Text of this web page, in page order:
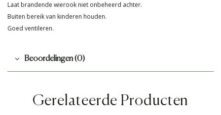
Laat brandende wierook niet onbeheerd achter.
Buiten bereik van kinderen houden.
Goed ventileren.
Beoordelingen (0)
Gerelateerde Producten